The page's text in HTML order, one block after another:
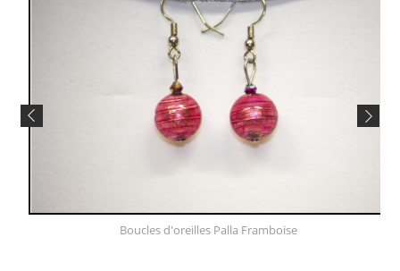
Boucles d'oreilles Palla Framboise